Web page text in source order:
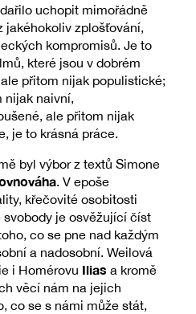
uchopit mimořádně
jakéhokoliv zplošťování,
kompromisů. Je to
které jsou v dobrém
přitom nijak populistické;
nijak naivní,
ale přitom nijak
je to krásná práce.
byl výbor z textů Simone
. V epoše
křečovité osobitosti
je osvěžující číst
co se pne nad každým
a nadosobní. Weilová
i Homérovu Ilias a kromě
věcí nám na jejich
co se s námi může stát,